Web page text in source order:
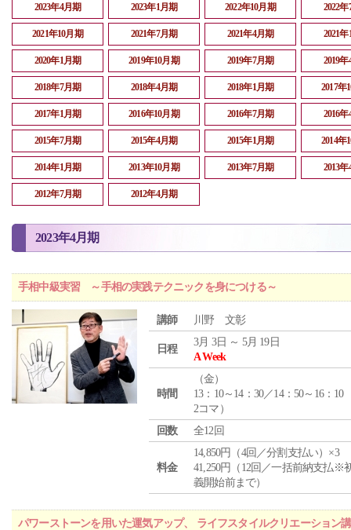
2023年4月期 2023年1月期 2022年10月期 2022
2021年10月期 2021年7月期 2021年4月期 2021
2020年1月期 2019年10月期 2019年7月期 2019
2018年7月期 2018年4月期 2018年1月期 2017年
2017年1月期 2016年10月期 2016年7月期 2016
2015年7月期 2015年4月期 2015年1月期 2014年
2014年1月期 2013年10月期 2013年7月期 2013
2012年7月期 2012年4月期
2023年4月期
手相中級実習 ～手相の実践テクニックを身につける～
講師 川野 文彰
日程
3月 3日 ～ 5月 19日
A Week
時間
（金）
13：10～14：30／14：50～16：10
2コマ）
回数
全12回
料金
14,850円（4回／分割支払い）×3
41,250円（12回／一括前納支払※
義開始前まで）
パワーストーンを用いた運気アップ、 ライフスタイルクリエーション